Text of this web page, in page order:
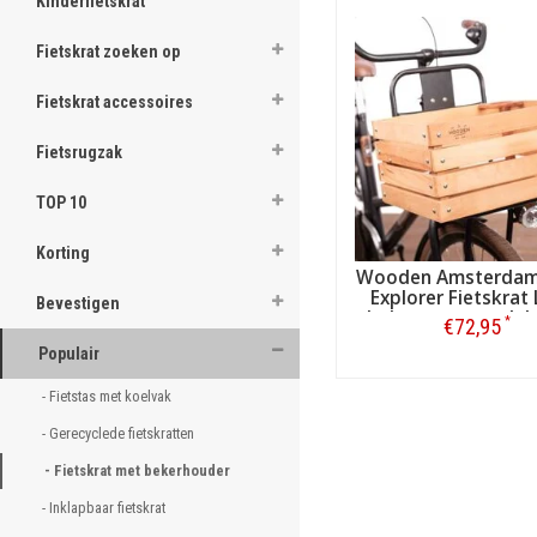
Fietskrat zoeken op
Fietskrat accessoires
Fietsrugzak
TOP 10
Korting
Bevestigen
Populair
- Fietstas met koelvak
- Gerecyclede fietskratten
- Fietskrat met bekerhouder
- Inklapbaar fietskrat
Een bekerhouder in
Het heeft wel iets
koffie tussentijds besteld
nog handiger dan je
best lastig om voor elkaar
Bevestiging van een
De krat zelf bevestigt u
Wooden
Explorer Fietskrat
beker- en€72,95 *